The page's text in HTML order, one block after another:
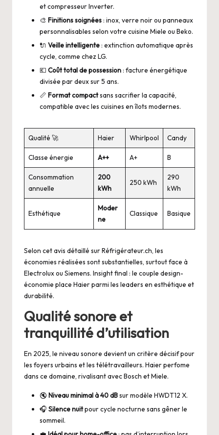
et compresseur Inverter.
🎨 Finitions soignées: inox, verre noir ou panneaux
personnalisables selon votre cuisine Miele ou Beko.
🔌 Veille intelligente: extinction automatique après
cycle, comme chez LG.
💶 Coût total de possession: facture énergétique
divisée par deux sur 5 ans.
📏 Format compactsans sacrifier la capacité,
compatible avec les cuisines en îlots modernes.
Qualité 🚀 Haier Whirlpool Candy
Classe énergie A++ A+ B
Consommation
annuelle
200
kWh
250 kWh
290
kWh
Esthétique
Moder
ne
Classique Basique
Selon cet avis détaillé surRéfrigérateur.ch, les
économies réalisées sont substantielles, surtout face à
Electrolux ou Siemens. Insight final : le couple design-
économie place Haier parmi les leaders en esthétique et
durabilité.
Qualité sonore et
tranquillité d’utilisation
En 2025, le niveau sonore devient un critère décisif pour
les foyers urbains et les télétravailleurs. Haier perfome
dans ce domaine, rivalisant avec Bosch et Miele.
🔇 Niveau minimal à 40 dBsur modèle HWDT12 X.
🎧 Silence nuitpour cycle nocturne sans gêner le
sommeil.